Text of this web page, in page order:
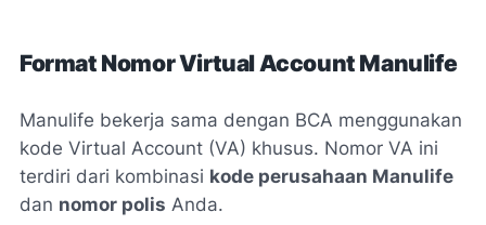
Format Nomor Virtual Account Manulife
Manulife bekerja sama dengan BCA menggunakan
kode Virtual Account (VA) khusus. Nomor VA ini
terdiri dari kombinasi kode perusahaan Manulife
dan nomor polis Anda.